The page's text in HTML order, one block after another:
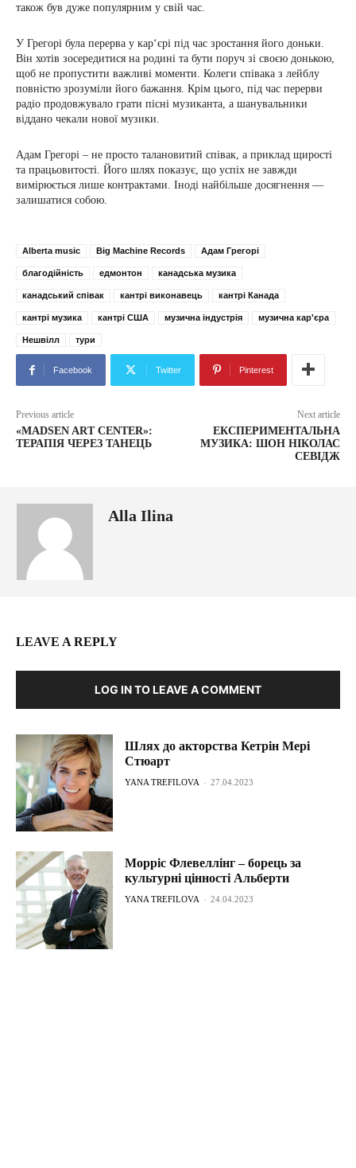
також був дуже популярним у свій час.
У Грегорі була перерва у кар‘єрі під час зростання його доньки.
Він хотів зосередитися на родині та бути поруч зі своєю донькою,
щоб не пропустити важливі моменти. Колеги співака з лейблу
повністю зрозуміли його бажання. Крім цього, під час перерви
радіо продовжувало грати пісні музиканта, а шанувальники
віддано чекали нової музики.
Адам Грегорі – не просто талановитий співак, а приклад щирості
та працьовитості. Його шлях показує, що успіх не завжди
вимірюється лише контрактами. Іноді найбільше досягнення —
залишатися собою.
Alberta music Big Machine Records Адам Грегорі
благодійність едмонтон канадська музика
канадський співак кантрі виконавець кантрі Канада
кантрі музика кантрі США музична індустрія музична кар'єра
Нешвілл тури
Facebook Twitter Pinterest
Previous article
«MADSEN ART CENTER»:
ТЕРАПІЯ ЧЕРЕЗ ТАНЕЦЬ
Next article
ЕКСПЕРИМЕНТАЛЬНА
МУЗИКА: ШОН НІКОЛАС
СЕВІДЖ
Alla Ilina
LEAVE A REPLY
LOG IN TO LEAVE A COMMENT
Шлях до акторства Кетрін Мері
Стюарт
YANA TREFILOVA - 27.04.2023
Морріс Флевеллінг – борець за
культурні цінності Альберти
YANA TREFILOVA - 24.04.2023